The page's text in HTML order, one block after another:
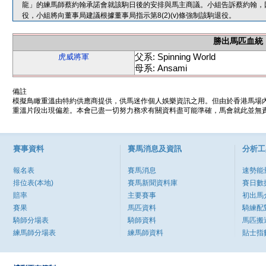
龍」的練馬師蔡約翰承諾會就該駒日後的安排與馬主商議。小組告訴蔡約翰
役，小組將向董事局建議根據董事局指示第8(2)(v)條強制該駒退役。
勝出馬匹血統
虎威將軍
父系: Spinning World
母系: Ansami
備註
模擬鳥瞰重溫由特約供應商提供，供馬迷作個人娛樂資訊之用。但由於香港馬
重溫片段出現偏差。本會已盡一切努力務求有關資料盡可能準確，馬會就此並
賽事資料
報名表
排位表(本地)
賠率
賽果
騎師分場表
練馬師分場表
賽馬消息及資訊
賽馬消息
賽馬新聞資料庫
主要賽事
馬匹資料
騎師資料
練馬師資料
分析
速勢能
賽日數
初出馬
騎練配
馬匹搬
貼士指